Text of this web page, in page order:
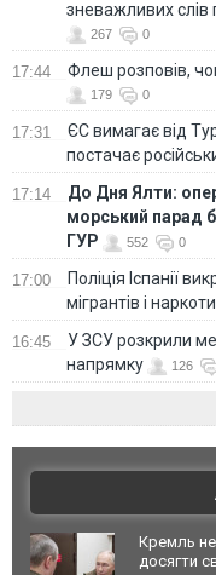
зневажливих слів
267 0
17:44 Флеш розповів,
179 0
17:31
ЄС вимагає від
постачає
17:14
До Дня Ялти:
морський парад
ГУР
552 0
17:00
Поліція Іспанії
мігрантів і
16:45
У ЗСУ розкрили
напрямку
126
Кремль не
досягти